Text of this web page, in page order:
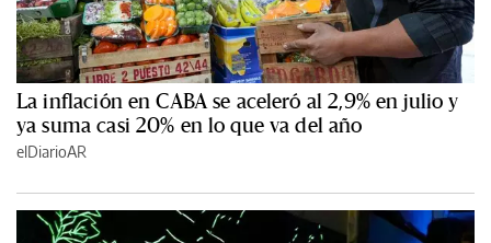
La inflación en CABA se aceleró al 2,9% en julio y
ya suma casi 20% en lo que va del año
elDiarioAR